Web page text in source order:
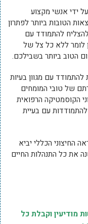
ידי אנשי מקצוע
הטובות ביותר לפתרון
להתמודד עם
לומר ללא כל צל של
הטוב ביותר בשבילכם.
עם מגוון בעיות
של טובי המומחים
הקוסמטיקה הרפואית
עם בעיית
החיצוני הכללי יביא
את כל התנהלות החיים
מודיעין וקבלת כל